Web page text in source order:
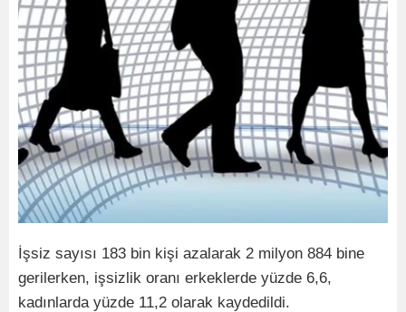
İşsiz sayısı 183 bin kişi azalarak 2 milyon 884 bine
gerilerken, işsizlik oranı erkeklerde yüzde 6,6,
kadınlarda yüzde 11,2 olarak kaydedildi.